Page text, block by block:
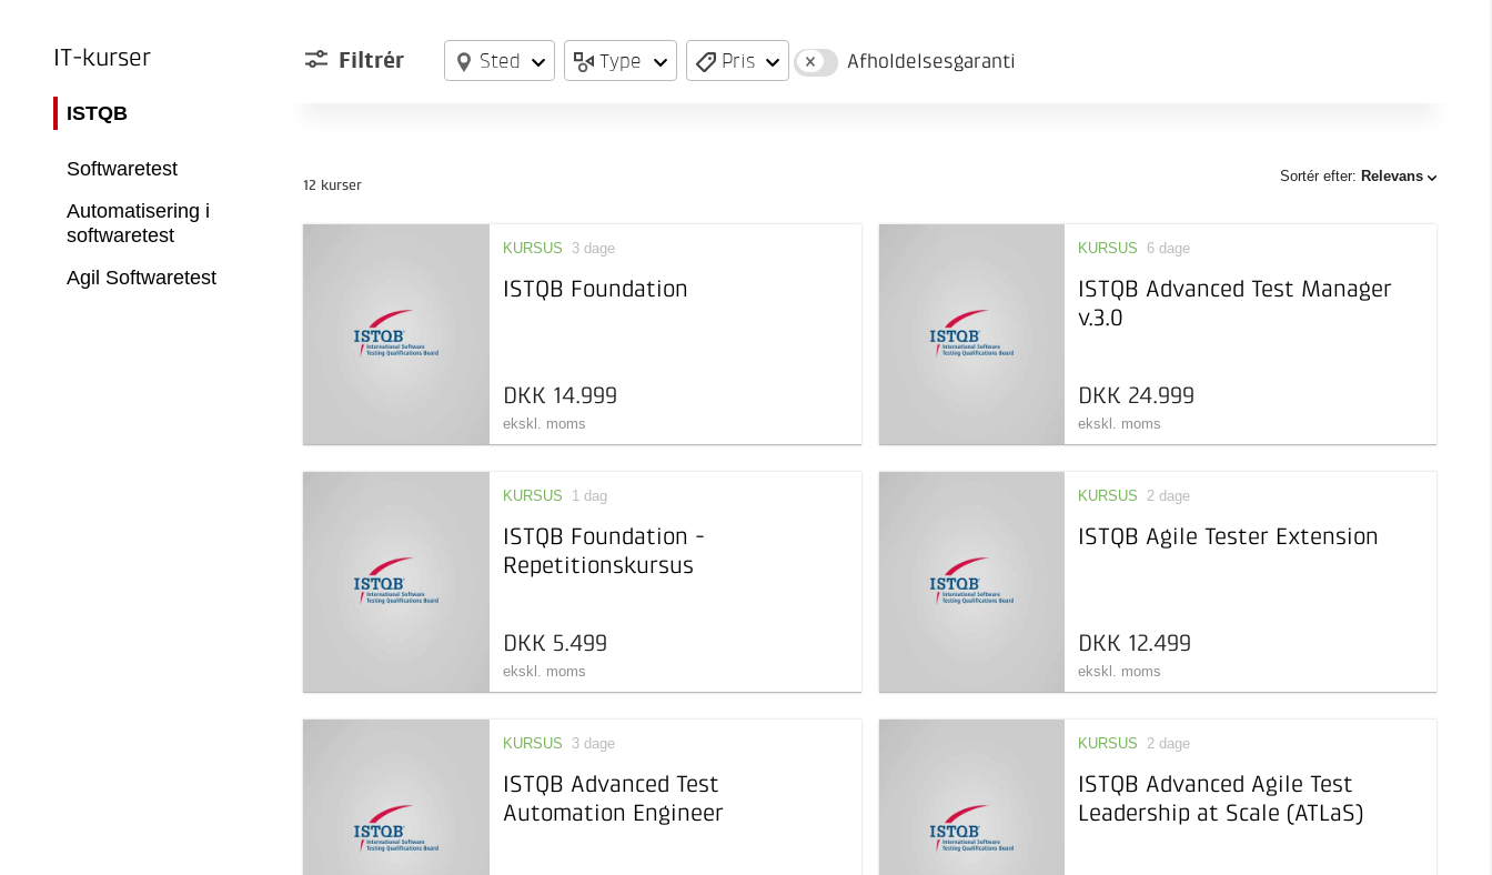
IT-kurser
ISTQB
Softwaretest
Automatisering i
softwaretest
Agil Softwaretest
Filtrér Sted Type Pris Afholdelsesgaranti
Sortér efter: Relevans
12 kurser
KURSUS 3 dage
ISTQB Foundation
DKK 14.999
ekskl. moms
KURSUS 6 dage
ISTQB Advanced Test Manager
v.3.0
DKK 24.999
ekskl. moms
KURSUS 1 dag
ISTQB Foundation -
Repetitionskursus
DKK 5.499
ekskl. moms
KURSUS 2 dage
ISTQB Agile Tester Extension
DKK 12.499
ekskl. moms
KURSUS 3 dage
ISTQB Advanced Test
Automation Engineer
KURSUS 2 dage
ISTQB Advanced Agile Test
Leadership at Scale (ATLaS)